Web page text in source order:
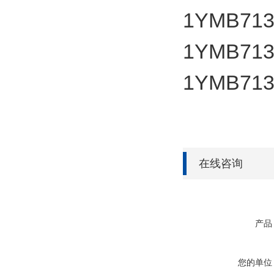
在线咨询
产品
您的单位